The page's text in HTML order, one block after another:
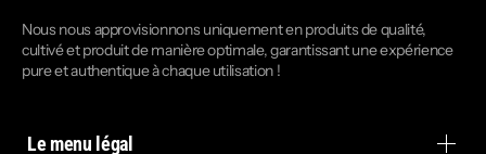
Nous nous approvisionnons uniquement en produits de qualité,
cultivé et produit de manière optimale, garantissant une expérience
pure et authentique à chaque utilisation !
Le menu légal